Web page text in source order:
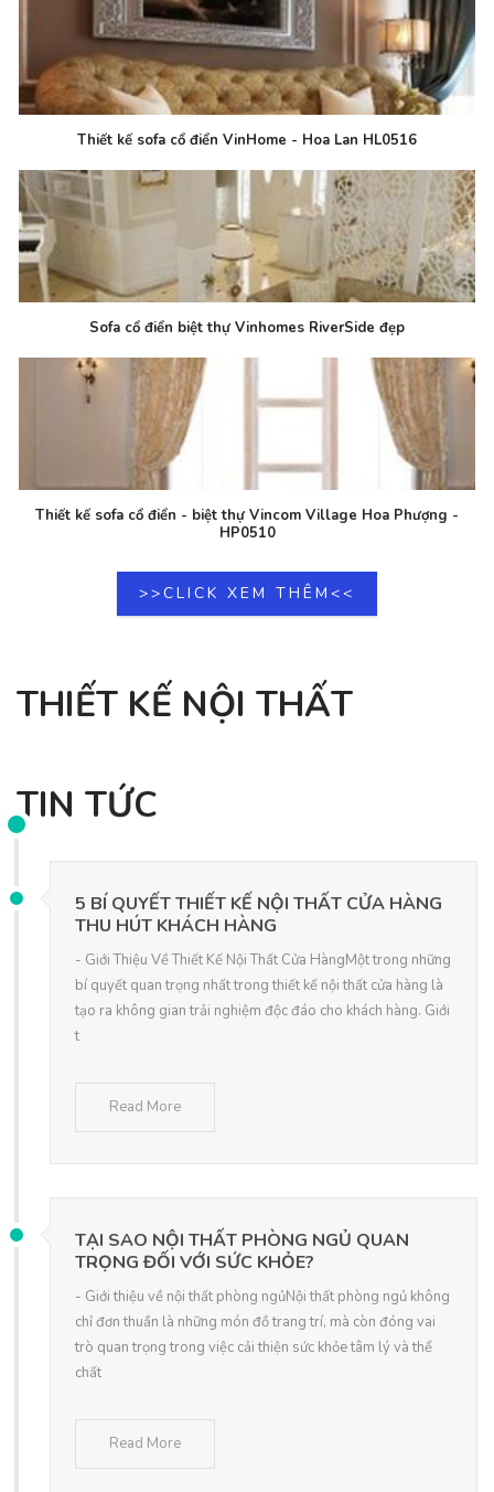
Thiết kế sofa cổ điển VinHome - Hoa Lan HL0516
Sofa cổ điển biệt thự Vinhomes RiverSide đẹp
Thiết kế sofa cổ điển - biệt thự Vincom Village Hoa Phượng -
HP0510
>>CLICK XEM THÊM<<
THIẾT KẾ NỘI THẤT
TIN TỨC
5 BÍ QUYẾT THIẾT KẾ NỘI THẤT CỬA HÀNG
THU HÚT KHÁCH HÀNG
- Giới Thiệu Về Thiết Kế Nội Thất Cửa HàngMột trong những
bí quyết quan trọng nhất trong thiết kế nội thất cửa hàng là
tạo ra không gian trải nghiệm độc đáo cho khách hàng. Giới
t
Read More
TẠI SAO NỘI THẤT PHÒNG NGỦ QUAN
TRỌNG ĐỐI VỚI SỨC KHỎE?
- Giới thiệu về nội thất phòng ngủNội thất phòng ngủ không
chỉ đơn thuần là những món đồ trang trí, mà còn đóng vai
trò quan trọng trong việc cải thiện sức khỏe tâm lý và thể
chất
Read More